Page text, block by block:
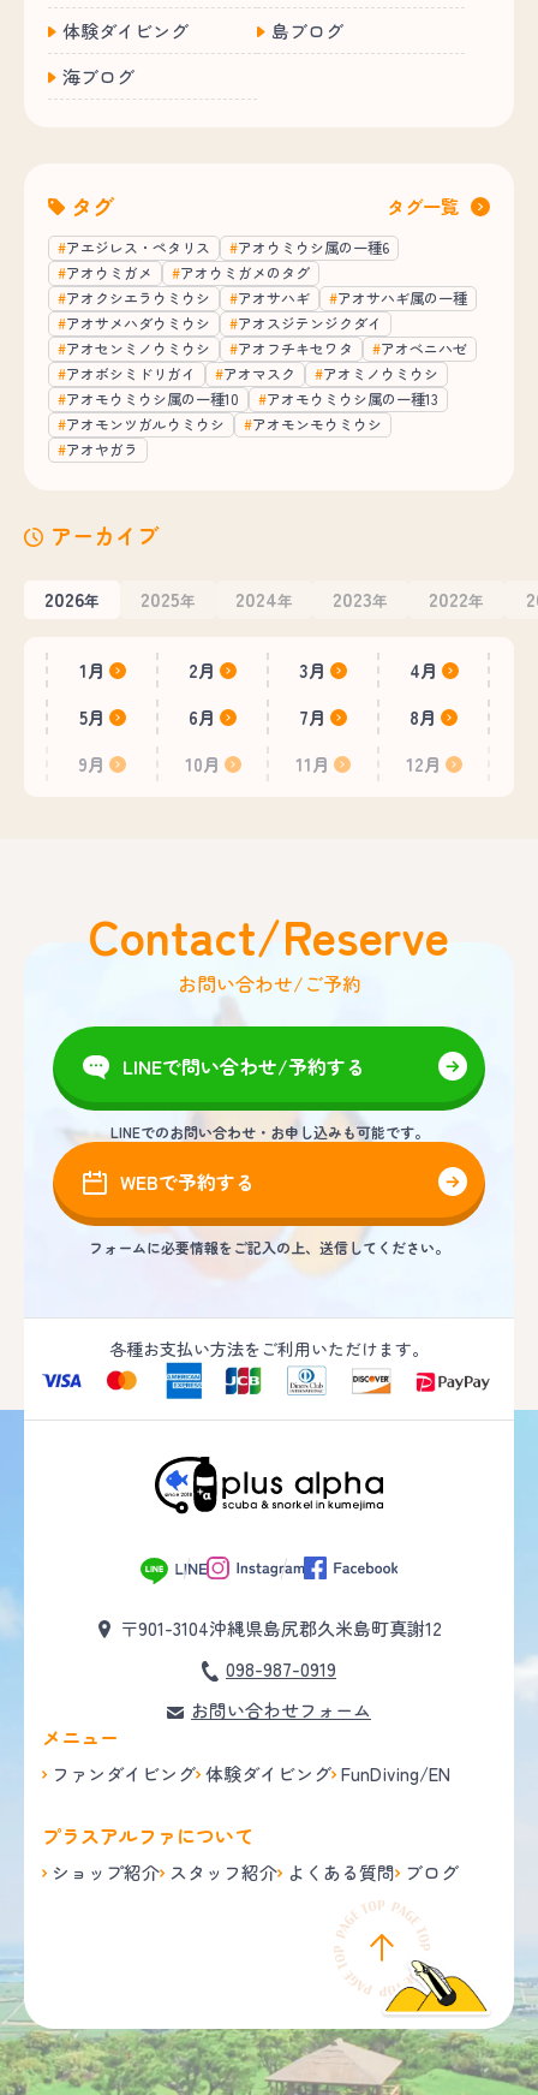
体験ダイビング
島ブログ
海ブログ
タグ タグ一覧
アエジレス・ペタリス
アオウミウシ属の一種6
アオウミガメ
アオウミガメのタグ
アオクシエラウミウシ
アオサハギ
アオサハギ属の一種
アオサメハダウミウシ
アオスジテンジクダイ
アオセンミノウミウシ
アオフチキセワタ
アオベニハゼ
アオボシミドリガイ
アオマスク
アオミノウミウシ
アオモウミウシ属の一種10
アオモウミウシ属の一種13
アオモンツガルウミウシ
アオモンモウミウシ
アオヤガラ
アーカイブ
2026年 2025年 2024年 2023年 2022年
1月 2月 3月
4月
5月
6月 7月
8月
9月
10月 11月 12月
Contact/Reserve
お問い合わせ/ご予約
LINEで問い合わせ/予約する
LINEでのお問い合わせ・お申し込みも可能です。
WEBで予約する
フォームに必要情報をご記入の上、送信してください。
各種お支払い方法をご利用いただけます。
〒901-3104沖縄県島尻郡久米島町真謝12
098-987-0919
お問い合わせフォーム
メニュー
ファンダイビング 体験ダイビング FunDiving/EN
プラスアルファについて
ショップ紹介 スタッフ紹介 よくある質問 ブログ